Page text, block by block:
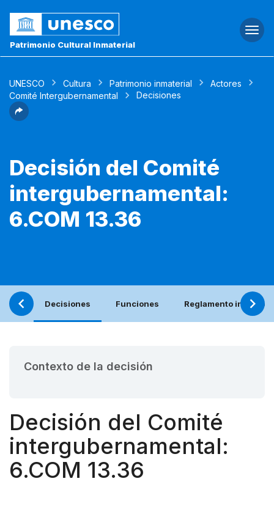
Patrimonio Cultural Inmaterial
UNESCO Cultura Patrimonio inmaterial
Actores
Comité Intergubernamental
Decisiones
Decisión del Comité
intergubernamental:
6.COM 13.36
Decisiones Funciones Reglamento interno
Contexto de la decisión
Decisión del Comité
intergubernamental:
6.COM 13.36